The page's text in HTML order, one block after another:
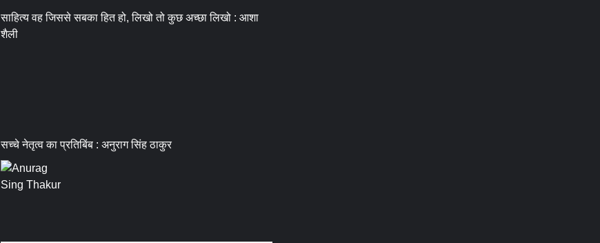
साहित्य वह जिससे सबका हित हो, लिखो तो कुछ अच्छा लिखो : आशा
शैली
सच्चे नेतृत्व का प्रतिबिंब : अनुराग सिंह ठाकुर